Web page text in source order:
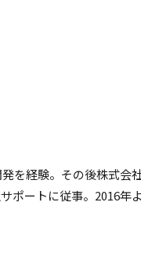
を経験。その後株式会
ポートに従事。2016年